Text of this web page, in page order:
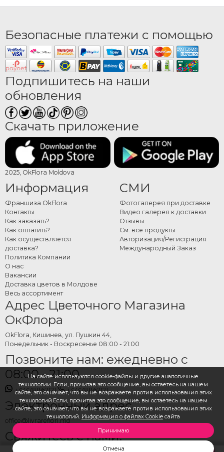
На сайте используются cookie-файлы и другие аналогичные
технологии. Если, прочитав это сообщение, вы остаетесь на нашем
сайте, это означает, что вы не возражаете против использования этих
технологий.Если, прочитав это сообщение, вы остаетесь на нашем
сайте, это означает, что вы не возражаете против использования этих
технологий. Информация о файлах Cookie сайта
Принимаю
Отмена
Безопасные платежи с помощью
Подпишитесь на наши
обновления
Скачать приложение
2025, OkFlora Moldova
Информация
Франшиза OkFlora
Контакты
Как заказать?
Как оплатить?
Как осуществляется
доставка?
Политика Компании
О нас
Вакансии
Доставка цветов в Молдове
Весь ассортимент
СМИ
Фотогалерея при доставке
Видео галерея к доставки
Отзывы
См. все продукты
Авторизация/Регистрация
Международный Заказ
Адрес Цветочного Магазина
ОкФлора
OkFlora, Кишинев, ул. Пушкин 44,
Понедельник - Воскресенье 08:00 - 21:00
Позвоните нам: ежедневно с
08:00 - 21:00
+37378862121 +37378862121
Электронный адрес
office@livrareflori.md
Свяжитесь с нами: